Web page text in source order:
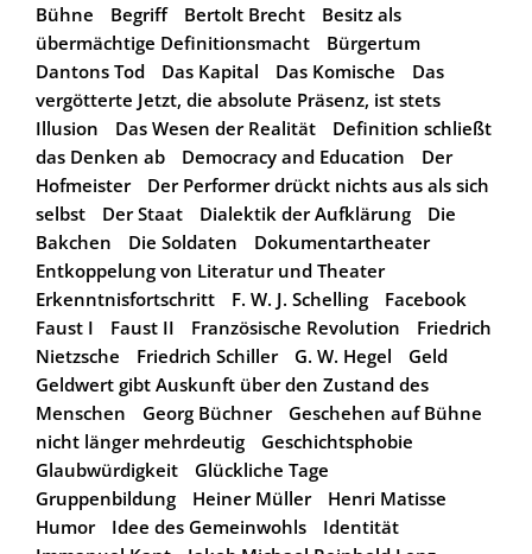
Bühne
Begriff Bertolt Brecht
Besitz als
übermächtige Definitionsmacht
Bürgertum
Dantons Tod
Das Kapital Das Komische
Das
vergötterte Jetzt, die absolute Präsenz, ist stets
Illusion
Das Wesen der Realität
Definition schließt
das Denken ab
Democracy and Education
Der
Hofmeister
Der Performer drückt nichts aus als sich
selbst
Der Staat Dialektik der Aufklärung
Die
Bakchen
Die Soldaten
Dokumentartheater
Entkoppelung von Literatur und Theater
Erkenntnisfortschritt
F. W. J. Schelling
Facebook
Faust I
Faust II Französische Revolution
Friedrich
Nietzsche
Friedrich Schiller G. W. Hegel
Geld
Geldwert gibt Auskunft über den Zustand des
Menschen
Georg Büchner
Geschehen auf Bühne
nicht länger mehrdeutig
Geschichtsphobie
Glaubwürdigkeit
Glückliche Tage
Gruppenbildung
Heiner Müller
Henri Matisse
Humor
Idee des Gemeinwohls
Identität